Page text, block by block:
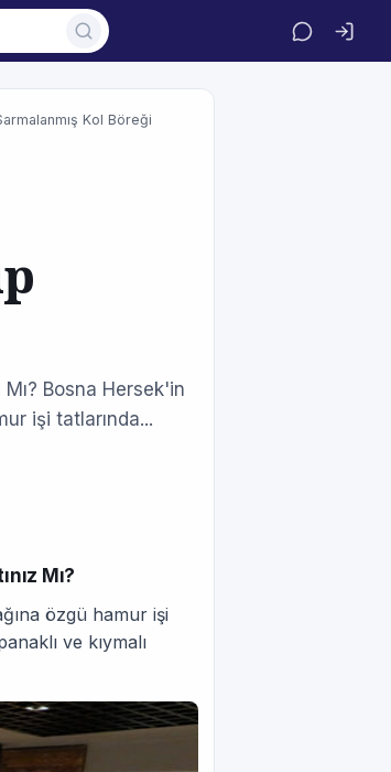
Kol Böreği
Mı? Bosna Hersek'in
işi tatlarında...
Mı?
özgü hamur işi
ve kıymalı